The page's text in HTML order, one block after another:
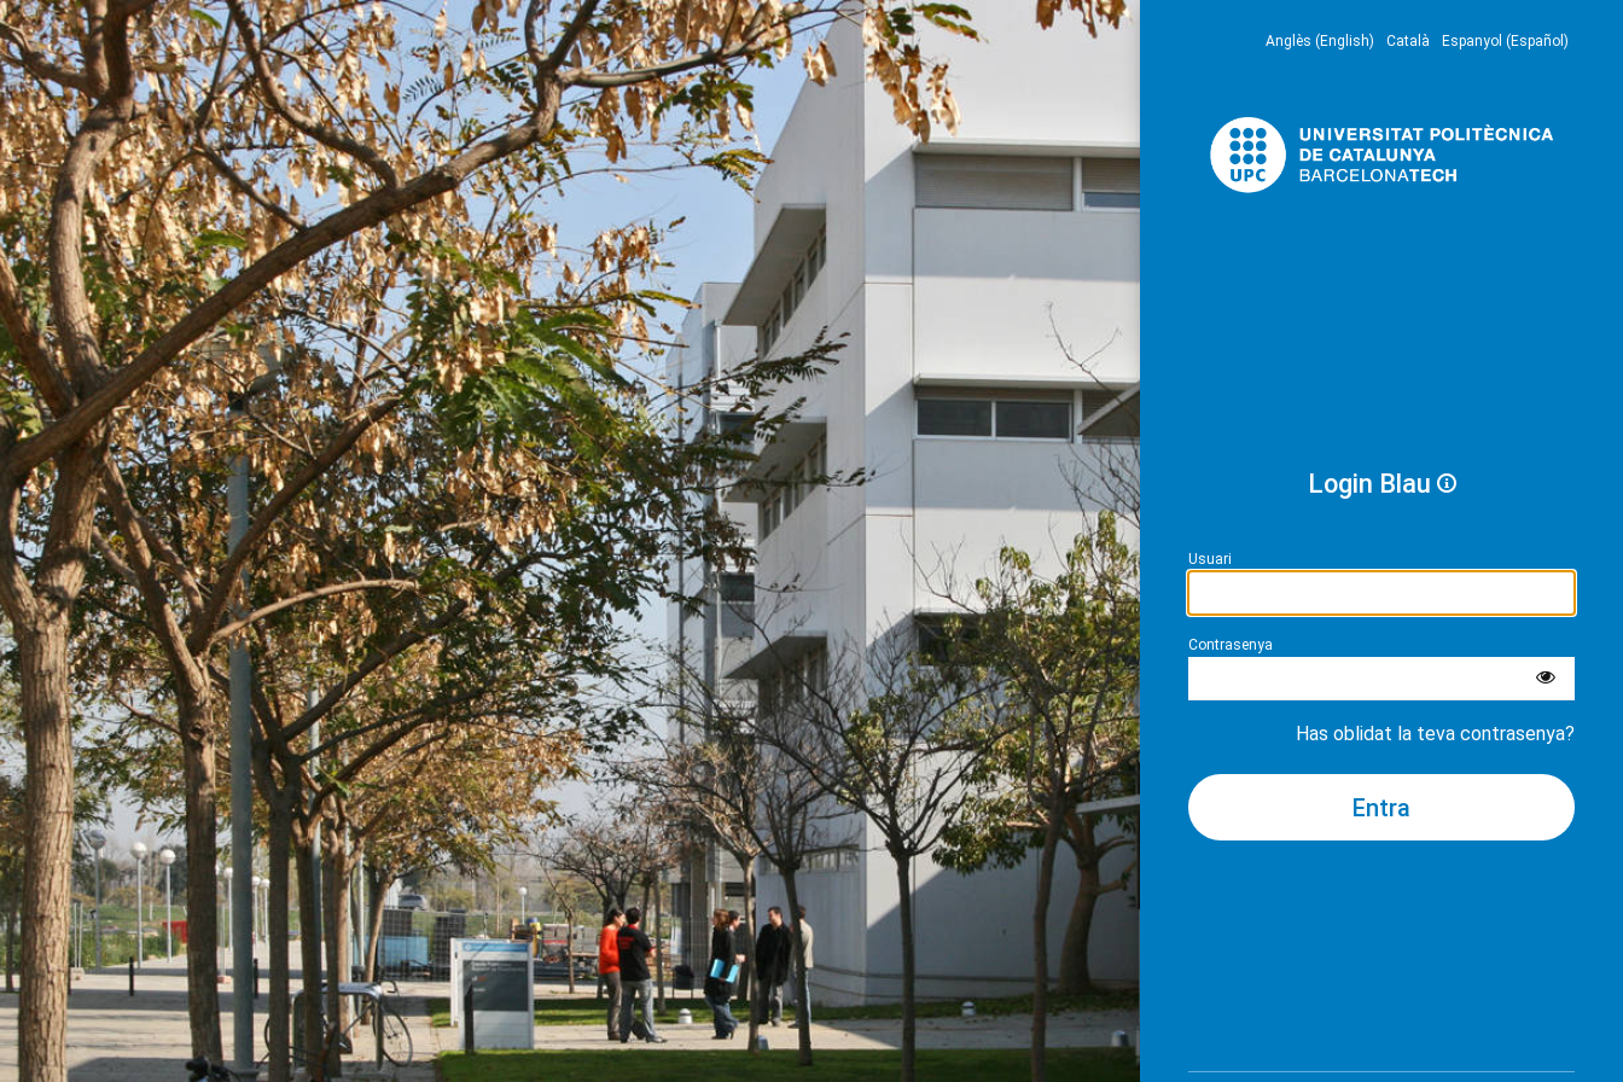
Anglès (English) Català Espanyol (Español)
Login Blau
Usuari
Contrasenya
Has oblidat la teva contrasenya?